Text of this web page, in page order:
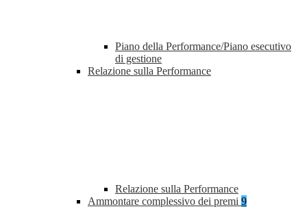
Piano della Performance/Piano esecutivo
di gestione
Relazione sulla Performance
Relazione sulla Performance
Ammontare complessivo dei premi 9